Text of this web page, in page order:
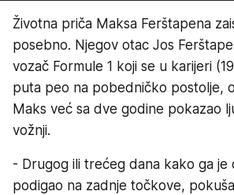
Životna priča Maksa Ferštapena
posebno. Njegov otac Jos
vozač Formule 1 koji se u karijeri
puta peo na pobedničko postolje,
Maks već sa dve godine pokazao
vožnji.
- Drugog ili trećeg dana kako ga je
podigao na zadnje točkove,